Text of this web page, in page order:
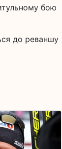
бою
до реваншу